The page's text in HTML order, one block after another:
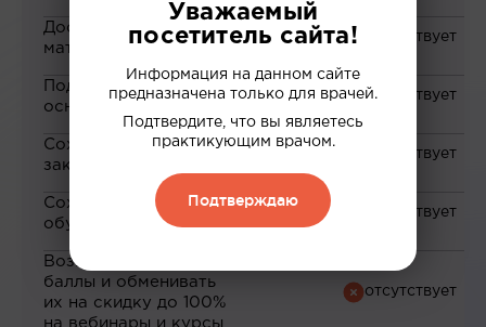
Доступ к закрытым
материалам
Подборка материалов на
основе ваших интересов
Сохранение материалов в
закладки
Сохранение прогресса по
обучению
Возможность зарабатывать
баллы и обменивать
их на скидку до 100%
на вебинары и курсы
Уважаемый
посетитель сайта!
Информация на данном сайте
предназначена только для врачей.
Подтвердите, что вы являетесь
практикующим врачом.
Подтверждаю